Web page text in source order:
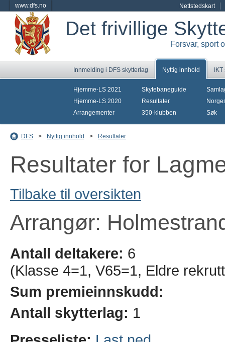
www.dfs.no Nettstedskart
Det frivillige
Forsvar, sport
Innmelding i DFS skytterlag Nyttig innhold
Hjemme-LS 2021
Hjemme-LS 2020
Arrangementer
Skytebaneguide
Resultater
350-klubben
Søk
DFS > Nyttig innhold > Resultater
Resultater for
Tilbake til oversikten
Arrangør:
Antall deltakere: 6
(Klasse 4=1, V65=1, Eldre
Sum premieinnskudd:
Antall skytterlag: 1